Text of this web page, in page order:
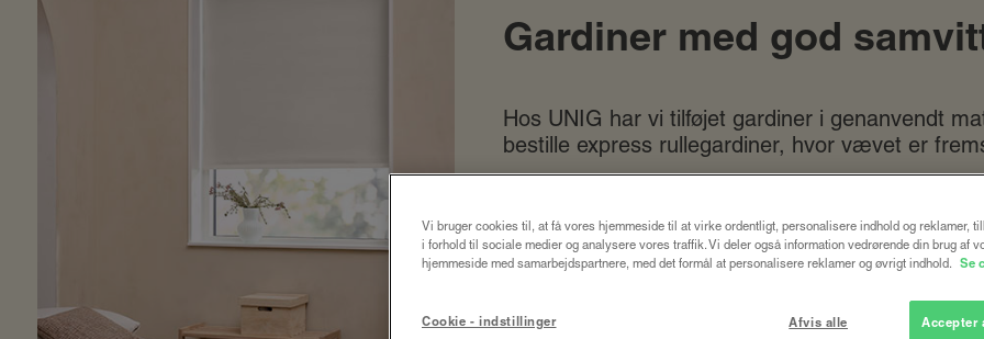
Gardiner med god
Hos UNIG har vi tilføjet gardiner i genanvendt
bestille express rullegardiner, hvor vævet er
Gardinerne fungerer naturligvis stadig som
Læs mere om, hvorfor du bør vælge recycled
Vi bruger cookies til, at få vores hjemmeside til at virke ordentligt, personalisere indhold og reklamer,
i forhold til sociale medier og analysere vores traffik. Vi deler også information vedrørende din brug af
hjemmeside med samarbejdspartnere, med det formål at personalisere reklamer og øvrigt indhold. Se
Cookie - indstillinger Afvis alle Accepter